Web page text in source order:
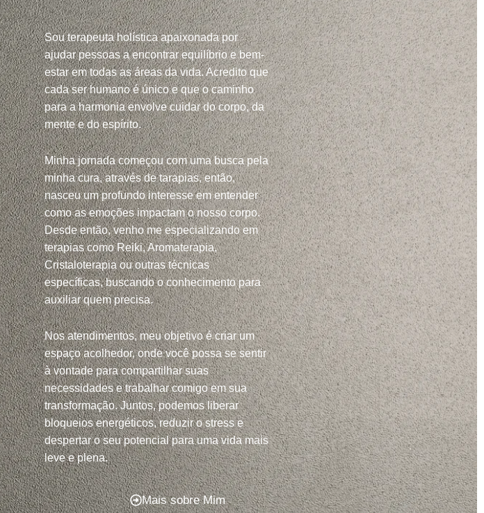
Sou terapeuta holística apaixonada por
ajudar pessoas a encontrar equilíbrio e bem-
estar em todas as áreas da vida. Acredito que
cada ser humano é único e que o caminho
para a harmonia envolve cuidar do corpo, da
mente e do espírito.
Minha jornada começou com uma busca pela
minha cura, através de tarapias, então,
nasceu um profundo interesse em entender
como as emoções impactam o nosso corpo.
Desde então, venho me especializando em
terapias como Reiki, Aromaterapia,
Cristaloterapia ou outras técnicas
específicas, buscando o conhecimento para
auxiliar quem precisa.
Nos atendimentos, meu objetivo é criar um
espaço acolhedor, onde você possa se sentir
à vontade para compartilhar suas
necessidades e trabalhar comigo em sua
transformação. Juntos, podemos liberar
bloqueios energéticos, reduzir o stress e
despertar o seu potencial para uma vida mais
leve e plena.
Mais sobre Mim